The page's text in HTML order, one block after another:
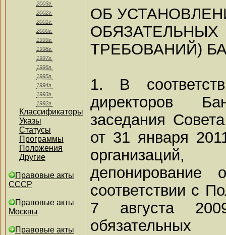
2003г.
2002г.
2001г.
2000г.
1999г.
1998г.
1997г.
1996г.
1995г.
1994г.
1993г.
1992г.
Классификаторы
Указы
Статусы
Программы
Положения
Другие
Правовые акты
СССР
Правовые акты
Москвы
Правовые акты
ОБ
ТРЕБОВАНИЙ)
1. В
директоров
заседания
от 31 января
депонирование
соответствии с
7 августа